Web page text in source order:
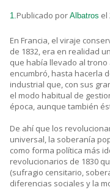
1.Publicado por Albatros el
En Francia, el viraje
de 1832, era en realidad
que había llevado al trono
encumbró, hasta hacerla
industrial que, con sus
el modo habitual de
época, aunque también
De ahí que los
universal, la soberanía
como forma política más
revolucionarios de 1830
(sufragio censitario,
diferencias sociales y la